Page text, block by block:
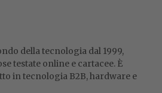
della tecnologia dal 1999,
testate online e cartacee. È
in tecnologia B2B, hardware e